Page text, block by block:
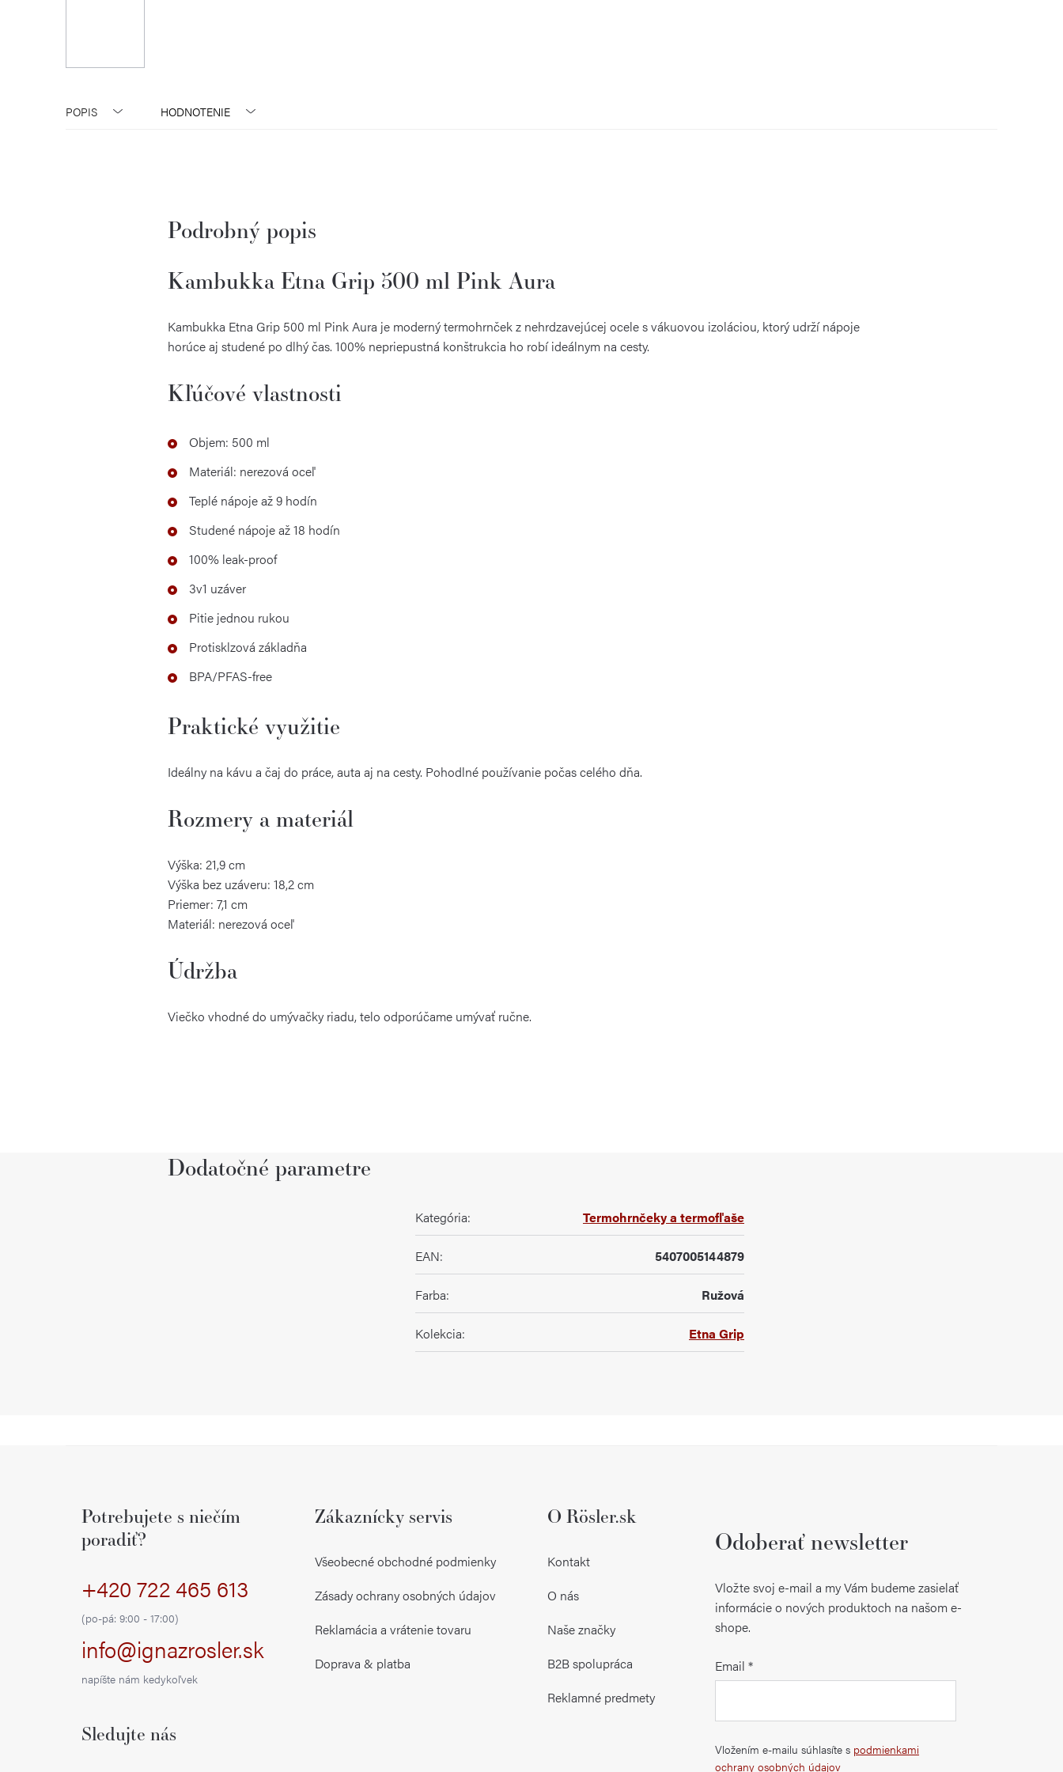
POPIS HODNOTENIE
Podrobný popis
Kambukka Etna Grip 500 ml Pink Aura
Kambukka Etna Grip 500 ml Pink Aura je moderný termohrnček z nehrdzavejúcej ocele s vákuovou izoláciou, ktorý udrží nápoje
horúce aj studené po dlhý čas. 100% nepriepustná konštrukcia ho robí ideálnym na cesty.
Kľúčové vlastnosti
Objem: 500 ml
Materiál: nerezová oceľ
Teplé nápoje až 9 hodín
Studené nápoje až 18 hodín
100% leak-proof
3v1 uzáver
Pitie jednou rukou
Protisklzová základňa
BPA/PFAS-free
Praktické využitie
Ideálny na kávu a čaj do práce, auta aj na cesty. Pohodlné používanie počas celého dňa.
Rozmery a materiál
Výška: 21,9 cm
Výška bez uzáveru: 18,2 cm
Priemer: 7,1 cm
Materiál: nerezová oceľ
Údržba
Viečko vhodné do umývačky riadu, telo odporúčame umývať ručne.
Dodatočné parametre
Kategória: Termohrnčeky a termofľaše
EAN: 5407005144879
Farba: Ružová
Kolekcia: Etna Grip
Potrebujete s niečím
poradiť?
+420 722 465 613
(po-pá: 9:00 - 17:00)
info@ignazrosler.sk
napíšte nám kedykoľvek
Sledujte nás
Zákaznícky servis
Všeobecné obchodné podmienky
Zásady ochrany osobných údajov
Reklamácia a vrátenie tovaru
Doprava & platba
O Rösler.sk
Kontakt
O nás
Naše značky
B2B spolupráca
Reklamné predmety
Odoberať newsletter
Vložte svoj e-mail a my Vám budeme zasielať
informácie o nových produktoch na našom e-
shope.
Email
Vložením e-mailu súhlasíte s podmienkami
ochrany osobných údajov